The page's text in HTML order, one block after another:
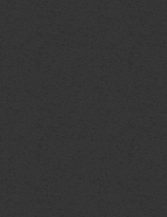
奴 萬興 畓賣買文記)
漢 畓賣買文記)
哲 畓賣買文記)
錫斌 田畓賣買文記)
田畓賣買文記)
顯 田賣買文記)
奴 己山 畓賣買文記)
彬 畓賣買文記)
卜金 畓賣買文記)
權奴日乭 畓賣買文記)
成 畓賣買文記)